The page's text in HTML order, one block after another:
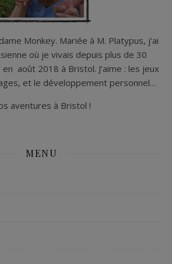
Monkey. Mariée à M. Platypus, j’ai
où je vivais depuis plus de 30
en août 2018 à Bristol. J’aime : les jeux
et le développement personnel…
aventures à Bristol !
MENU